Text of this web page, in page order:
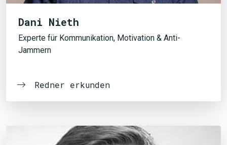
Dani Nieth
Experte für Kommunikation, Motivation & Anti-
Jammern
Redner erkunden